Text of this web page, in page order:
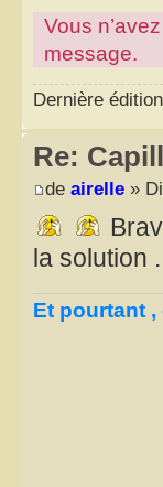
Vous
message.
Dernière
Re:
de airelle »
la solution .
Et pourtant ,